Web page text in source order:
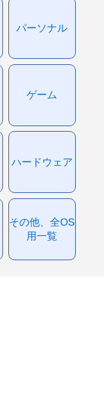
パーソナル
ゲーム
ハードウェア
その他、全OS
用一覧